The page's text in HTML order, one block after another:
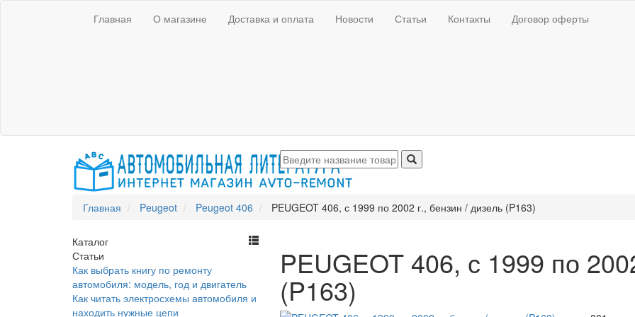
Главная О магазине Доставка и оплата Новости Статьи Контакты Договор оферты
Главная Peugeot Peugeot 406 PEUGEOT 406, с 1999 по 2002 г., бензин / дизель (P163)
Каталог
Статьи
Как выбрать книгу по ремонту
автомобиля: модель, год и двигатель
Как читать электросхемы автомобиля и
находить нужные цепи
PEUGEOT 406, с 1999 по
(P163)